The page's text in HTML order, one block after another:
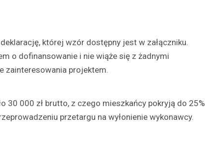
której wzór dostępny jest w załączniku.
o dofinansowanie i nie wiąże się z żadnymi
zainteresowania projektem.
30 000 zł brutto, z czego mieszkańcy pokryją do 25%
przetargu na wyłonienie wykonawcy.